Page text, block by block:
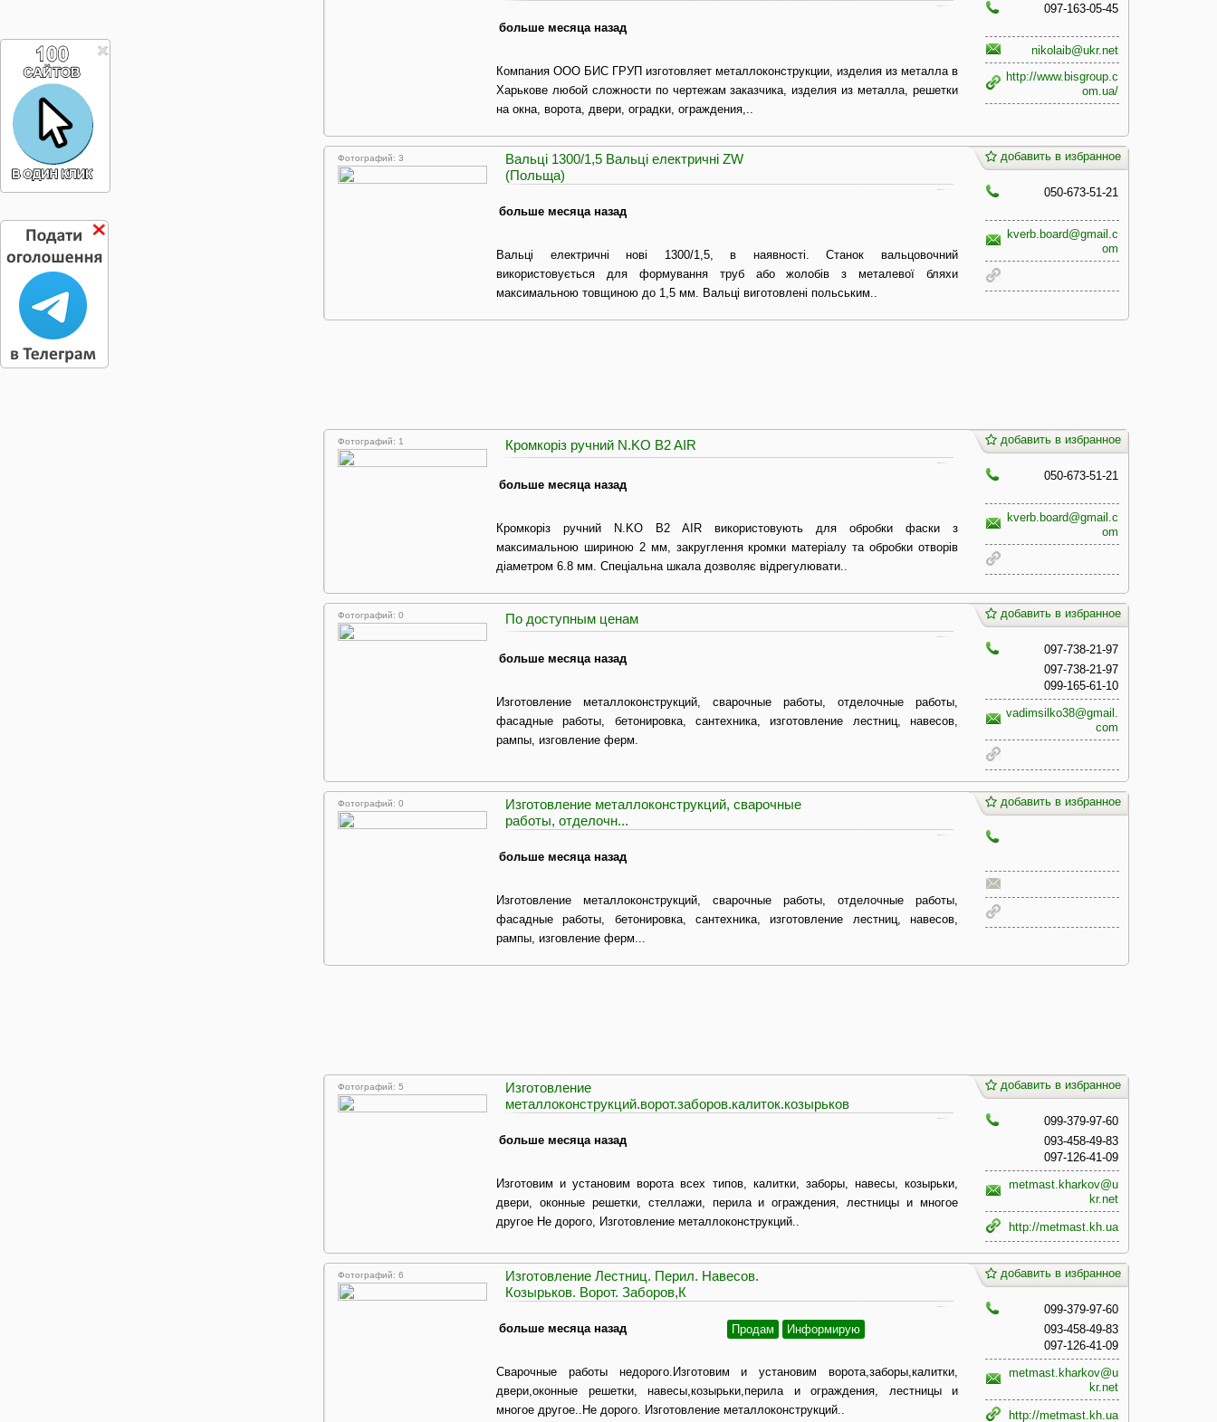
больше месяца назад
Компания ООО БИС ГРУП изготовляет металлоконструкции, изделия из металла в
Харькове любой сложности по чертежам заказчика, изделия из металла, решетки
на окна, ворота, двери, оградки, ограждения,..
097-163-05-45
nikolaib@ukr.net
http://www.bisgroup.c
om.ua/
Фотографий: 3
Вальці 1300/1,5 Вальці електричні ZW
(Польща)
больше месяца назад
Вальці електричні нові 1300/1,5, в наявності. Станок вальцовочний
використовується для формування труб або жолобів з металевої бляхи
максимальною товщиною до 1,5 мм. Вальці виготовлені польським..
добавить в избранное
050-673-51-21
kverb.board@gmail.c
om
Фотографий: 1 Кромкоріз ручний N.KO B2 AIR
больше месяца назад
Кромкоріз ручний N.KO B2 AIR використовують для обробки фаски з
максимальною шириною 2 мм, закруглення кромки матеріалу та обробки отворів
діаметром 6.8 мм. Спеціальна шкала дозволяє відрегулювати..
добавить в избранное
050-673-51-21
kverb.board@gmail.c
om
Фотографий: 0 По доступным ценам
больше месяца назад
Изготовление металлоконструкций, сварочные работы, отделочные работы,
фасадные работы, бетонировка, сантехника, изготовление лестниц, навесов,
рампы, изговление ферм.
добавить в избранное
097-738-21-97
097-738-21-97
099-165-61-10
vadimsilko38@gmail.
com
Фотографий: 0
Изготовление металлоконструкций, сварочные
работы, отделочн...
больше месяца назад
Изготовление металлоконструкций, сварочные работы, отделочные работы,
фасадные работы, бетонировка, сантехника, изготовление лестниц, навесов,
рампы, изговление ферм...
добавить в избранное
Фотографий: 5
Изготовление
металлоконструкций.ворот.заборов.калиток.козырьков
больше месяца назад
Изготовим и установим ворота всех типов, калитки, заборы, навесы, козырьки,
двери, оконные решетки, стеллажи, перила и ограждения, лестницы и многое
другое Не дорого, Изготовление металлоконструкций..
добавить в избранное
099-379-97-60
093-458-49-83
097-126-41-09
metmast.kharkov@u
kr.net
http://metmast.kh.ua
Фотографий: 6
Изготовление Лестниц. Перил. Навесов.
Козырьков. Ворот. Заборов,К
больше месяца назад Продам Информирую
Сварочные работы недорого.Изготовим и установим ворота,заборы,калитки,
двери,оконные решетки, навесы,козырьки,перила и ограждения, лестницы и
многое другое..Не дорого. Изготовление металлоконструкций..
добавить в избранное
099-379-97-60
093-458-49-83
097-126-41-09
metmast.kharkov@u
kr.net
http://metmast.kh.ua